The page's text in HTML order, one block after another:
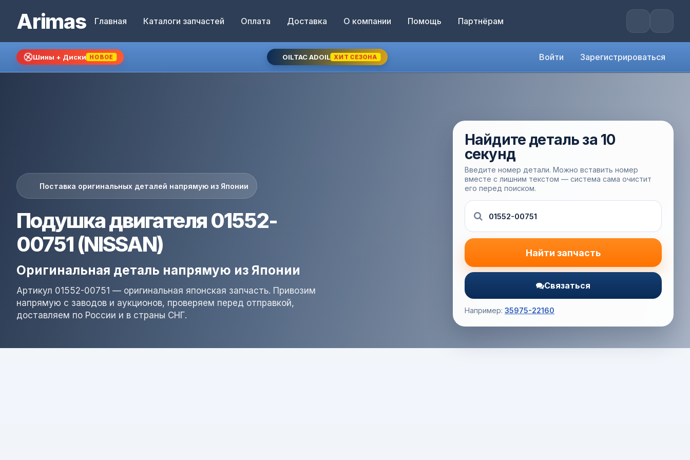
Arimas Главная Каталоги запчастей Оплата Доставка О компании Помощь Партнёрам
Шины + Диски НОВОЕ OILTAC ADOIL ХИТ СЕЗОНА Войти Зарегистрироваться
Поставка оригинальных деталей напрямую из Японии
Подушка двигателя 01552-
00751 (NISSAN)
Оригинальная деталь напрямую из Японии
Артикул 01552-00751 — оригинальная японская запчасть. Привозим
напрямую с заводов и аукционов, проверяем перед отправкой,
доставляем по России и в страны СНГ.
Найдите деталь за 10
секунд
Введите номер детали. Можно вставить номер
вместе с лишним текстом — система сама очистит
его перед поиском.
Найти запчасть
Связаться
Например: 35975-22160